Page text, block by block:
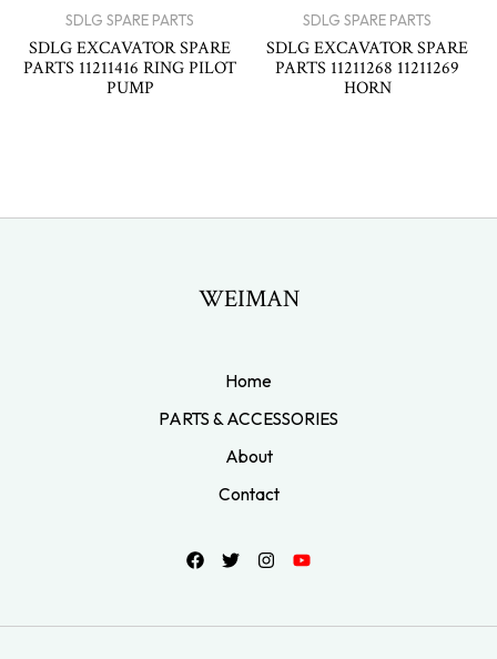
SDLG SPARE PARTS
SDLG EXCAVATOR SPARE
PARTS 11211416 RING PILOT
PUMP
SDLG SPARE PARTS
SDLG EXCAVATOR SPARE
PARTS 11211268 11211269
HORN
WEIMAN
Home
PARTS & ACCESSORIES
About
Contact